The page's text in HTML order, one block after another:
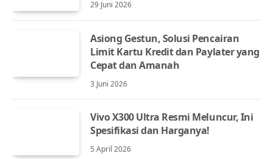
29 Juni 2026
Asiong Gestun, Solusi Pencairan
Limit Kartu Kredit dan Paylater yang
Cepat dan Amanah
3 Juni 2026
Vivo X300 Ultra Resmi Meluncur, Ini
Spesifikasi dan Harganya!
5 April 2026